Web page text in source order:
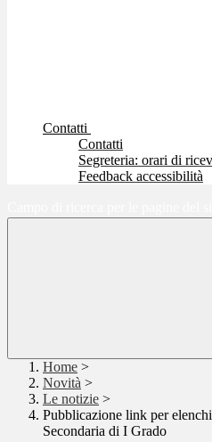
Contatti
Contatti
Segreteria: orari di
Feedback accessibilità
Home >
Novità >
Le notizie >
Pubblicazione link per
Secondaria di I Grado